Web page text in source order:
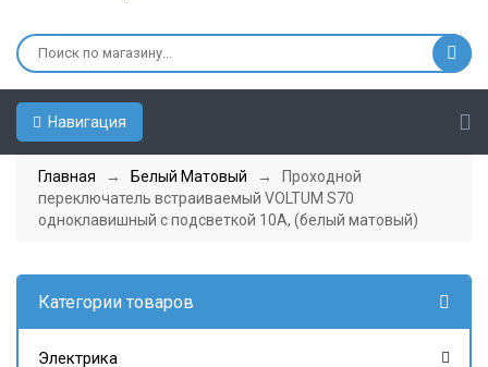
Навигация
Главная → Белый Матовый
→ Проходной
переключатель встраиваемый VOLTUM S70
одноклавишный с подсветкой 10А, (белый матовый)
Категории товаров
Электрика